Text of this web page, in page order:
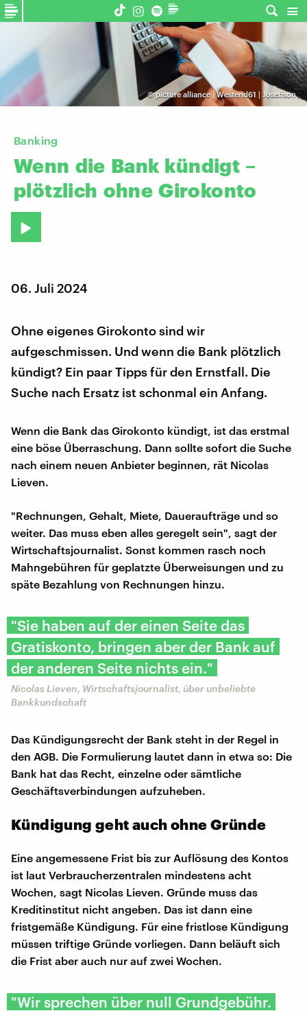
©picture alliance | Westend61 | Joseffson
Banking
Wenn die Bank kündigt –
plötzlich ohne Girokonto
06. Juli 2024
Ohne eigenes Girokonto sind wir
aufgeschmissen. Und wenn die Bank plötzlich
kündigt? Ein paar Tipps für den Ernstfall. Die
Suche nach Ersatz ist schonmal ein Anfang.
Wenn die Bank das Girokonto kündigt, ist das erstmal
eine böse Überraschung. Dann sollte sofort die Suche
nach einem neuen Anbieter beginnen, rät Nicolas
Lieven.
"Rechnungen, Gehalt, Miete, Daueraufträge und so
weiter. Das muss eben alles geregelt sein", sagt der
Wirtschaftsjournalist. Sonst kommen rasch noch
Mahngebühren für geplatzte Überweisungen und zu
späte Bezahlung von Rechnungen hinzu.
"Sie haben auf der einen Seite das
Gratiskonto, bringen aber der Bank auf
der anderen Seite nichts ein."
Nicolas Lieven, Wirtschaftsjournalist, über unbeliebte
Bankkundschaft
Das Kündigungsrecht der Bank steht in der Regel in
den AGB. Die Formulierung lautet dann in etwa so: Die
Bank hat das Recht, einzelne oder sämtliche
Geschäftsverbindungen aufzuheben.
Kündigung geht auch ohne Gründe
Eine angemessene Frist bis zur Auflösung des Kontos
ist laut Verbraucherzentralen mindestens acht
Wochen, sagt Nicolas Lieven. Gründe muss das
Kreditinstitut nicht angeben. Das ist dann eine
fristgemäße Kündigung. Für eine fristlose Kündigung
müssen triftige Gründe vorliegen. Dann beläuft sich
die Frist aber auch nur auf zwei Wochen.
"Wir sprechen über null Grundgebühr.